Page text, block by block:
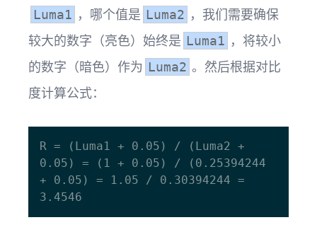
Luma1 ，哪个值是 Luma2 ，我们需要确保
较大的数字（亮色）始终是 Luma1 ，将较小
的数字（暗色）作为 Luma2 。然后根据对比
度计算公式：
R = (Luma1 + 0.05) / (Luma2 +
0.05) = (1 + 0.05) / (0.25394244
+ 0.05) = 1.05 / 0.30394244 =